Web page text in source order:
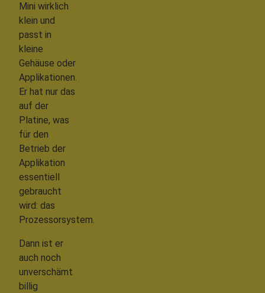
Mini wirklich
klein und
passt in
kleine
Gehäuse oder
Applikationen.
Er hat nur das
auf der
Platine, was
für den
Betrieb der
Applikation
essentiell
gebraucht
wird: das
Prozessorsystem.
Dann ist er
auch noch
unverschämt
billig